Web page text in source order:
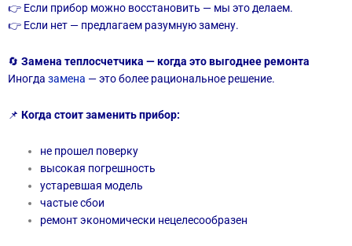
👉 Если прибор можно восстановить — мы это делаем.
👉 Если нет — предлагаем разумную замену.
🔄 Замена теплосчетчика — когда это выгоднее ремонта
Иногда замена — это более рациональное решение.
📌 Когда стоит заменить прибор:
не прошел поверку
высокая погрешность
устаревшая модель
частые сбои
ремонт экономически нецелесообразен